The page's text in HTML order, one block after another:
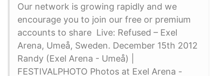
Our network is growing rapidly and we
encourage you to join our free or premium
accounts to share Live: Refused – Exel
Arena, Umeå, Sweden. December 15th 2012
Randy (Exel Arena - Umeå) |
FESTIVALPHOTO Photos at Exel Arena -